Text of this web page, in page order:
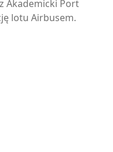
Akademicki Port
lotu Airbusem.